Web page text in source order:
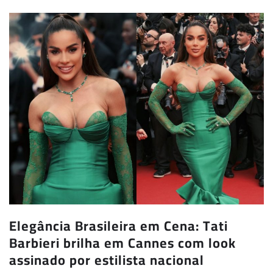
Elegância Brasileira em Cena: Tati
Barbieri brilha em Cannes com look
assinado por estilista nacional